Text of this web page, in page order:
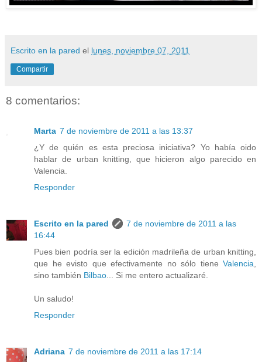
Escrito en la pared el lunes, noviembre 07, 2011
Compartir
8 comentarios:
Marta 7 de noviembre de 2011 a las 13:37
¿Y de quién es esta preciosa iniciativa? Yo había oido
hablar de urban knitting, que hicieron algo parecido en
Valencia.
Responder
Escrito en la pared
7 de noviembre de 2011 a las
16:44
Pues bien podría ser la edición madrileña de urban knitting,
que he evisto que efectivamente no sólo tiene Valencia,
sino también Bilbao... Si me entero actualizaré.
Un saludo!
Responder
Adriana 7 de noviembre de 2011 a las 17:14